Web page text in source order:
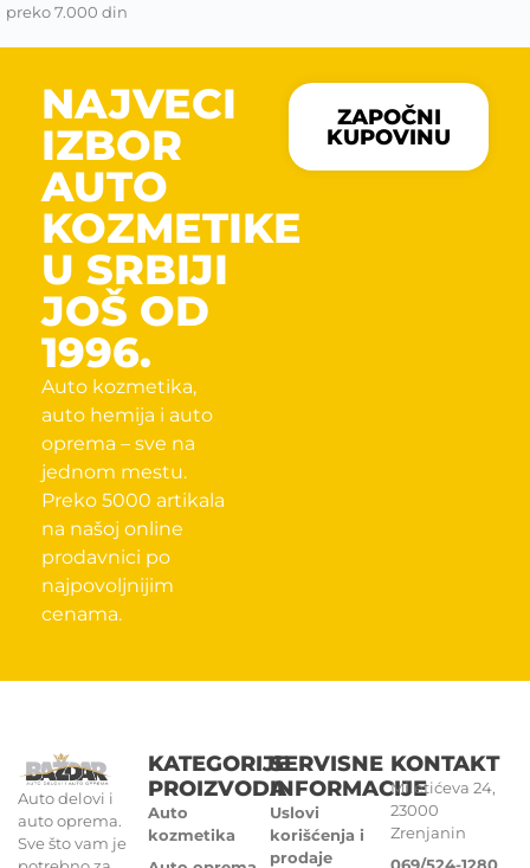
preko 7.000 din
NAJVECI
IZBOR
AUTO
KOZMETIKE
U SRBIJI
JOŠ OD
1996.
Auto kozmetika,
auto hemija i auto
oprema – sve na
jednom mestu.
Preko 5000 artikala
na našoj online
prodavnici po
najpovoljnijim
cenama.
ZAPOČNI
KUPOVINU
Auto delovi i
auto oprema.
Sve što vam je
KATEGORIJE
PROIZVODA
Auto
kozmetika
SERVISNE
INFORMACIJE
Uslovi
korišćenja i
prodaje
KONTAKT
Miletićeva 24,
23000
Zrenjanin